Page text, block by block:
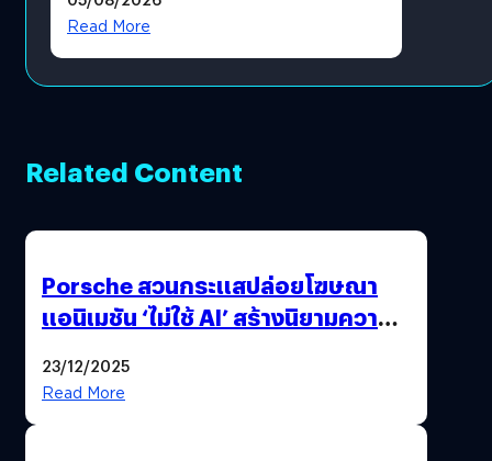
Read More
Related Content
Porsche สวนกระแสปล่อยโฆษณา
แอนิเมชัน ‘ไม่ใช้ AI’ สร้างนิยามความ
23/12/2025
Read More